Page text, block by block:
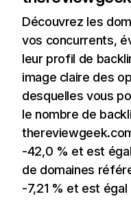
Découvrez les
vos concurrents,
leur profil de
image claire des
desquelles vous
le nombre de
-42,0 % et est
de domaines
-7,21 % et est égal